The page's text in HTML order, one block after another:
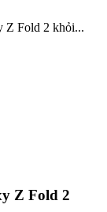
Z Fold 2 khỏi...
Z Fold 2